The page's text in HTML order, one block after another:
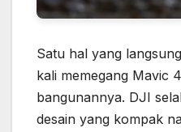
Satu hal yang
kali memegang Mavic
bangunannya. DJI
desain yang kompak